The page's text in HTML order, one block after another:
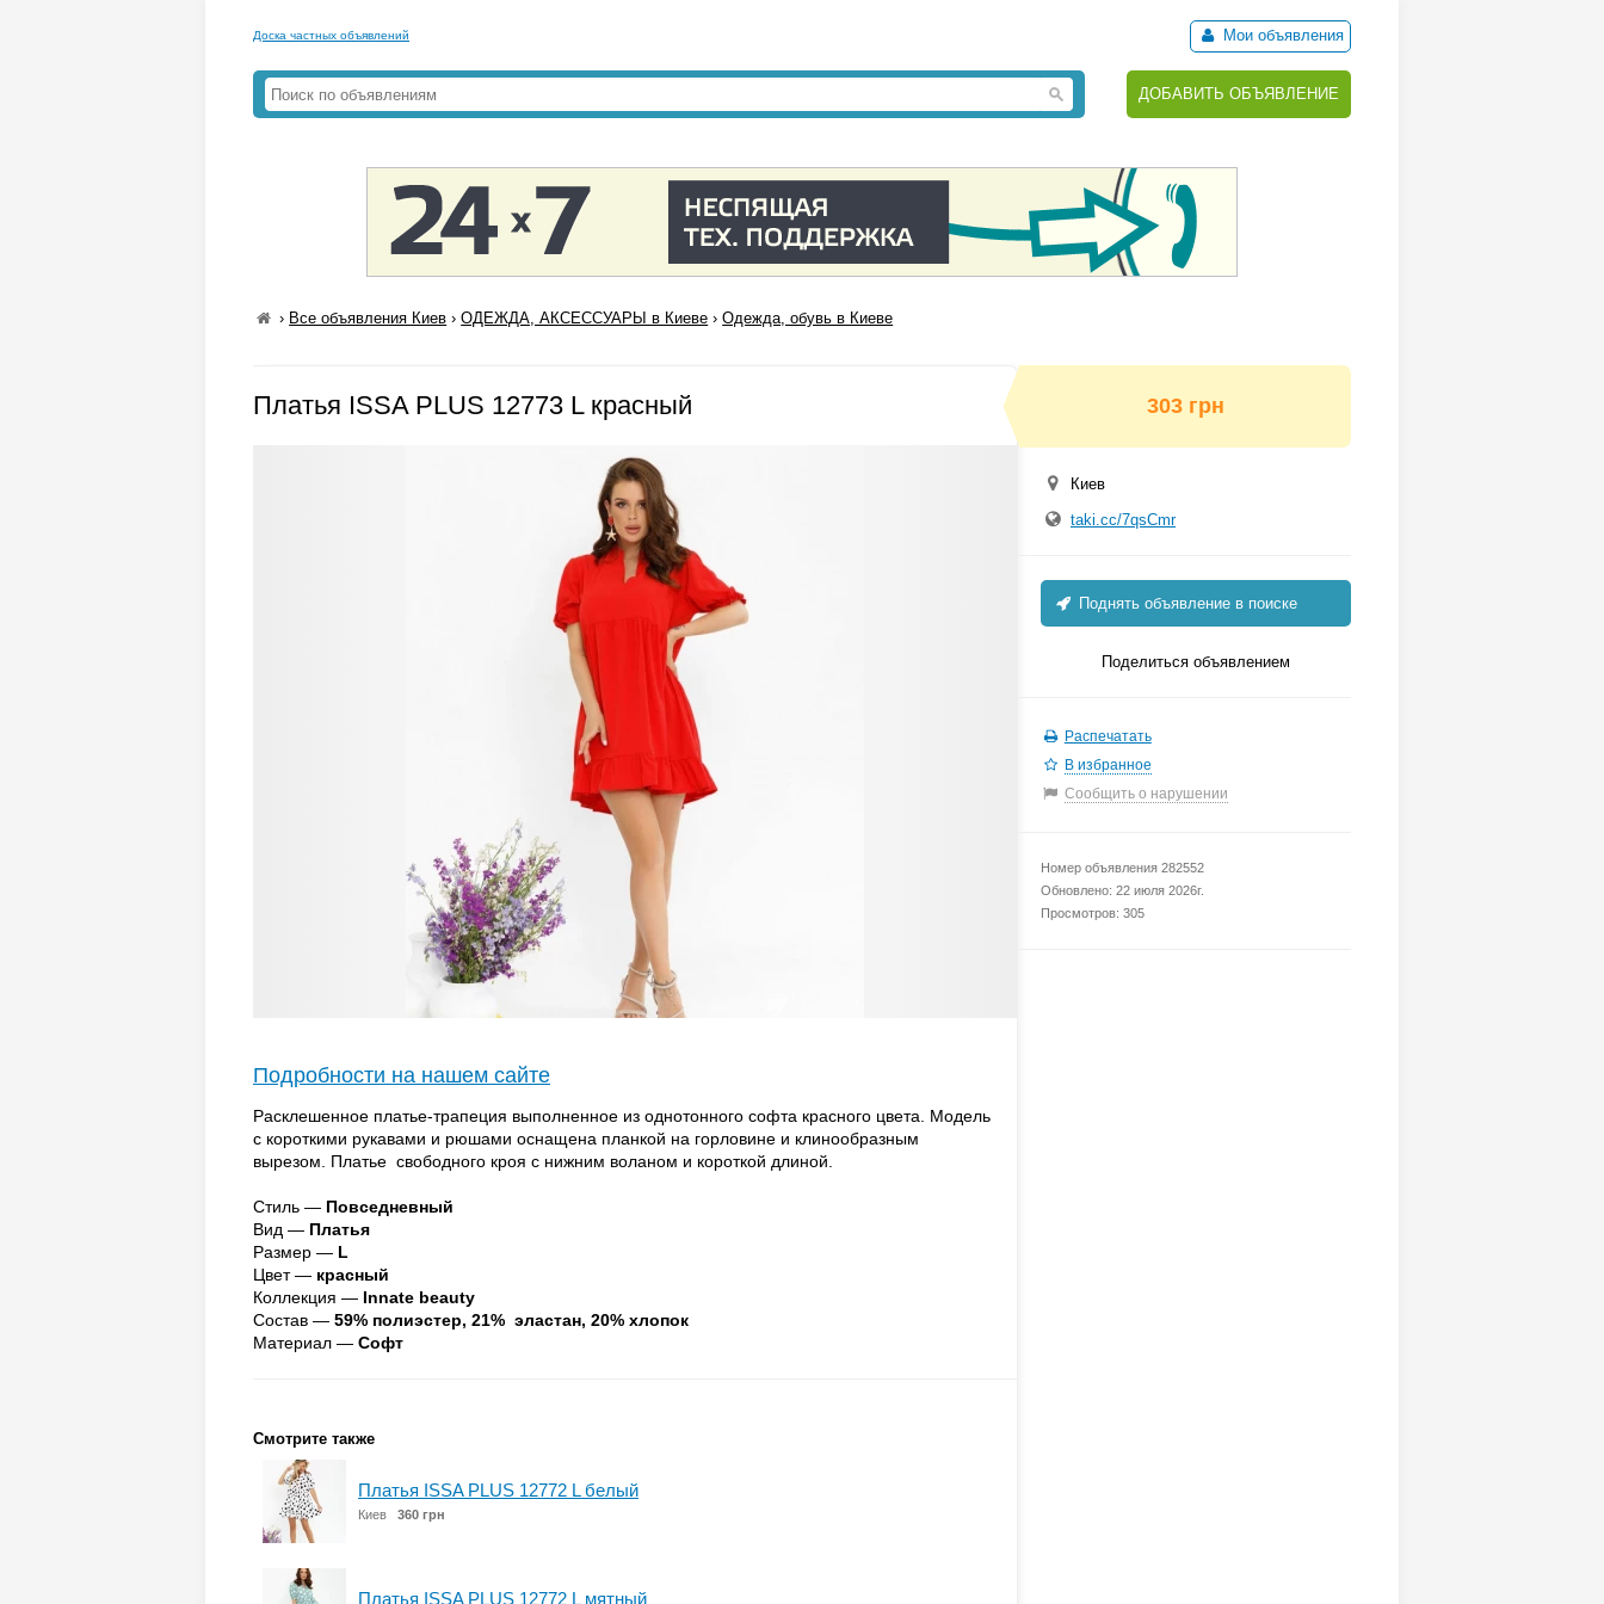
Доска частных объявлений Мои объявления
ДОБАВИТЬ ОБЪЯВЛЕНИЕ
› Все объявления Киев ›ОДЕЖДА, АКСЕССУАРЫ в Киеве ›Одежда, обувь в Киеве
Платья ISSA PLUS 12773 L красный
Подробности на нашем сайте
Расклешенное платье-трапеция выполненное из однотонного софта красного цвета. Модель
с короткими рукавами и рюшами оснащена планкой на горловине и клинообразным
вырезом. Платье свободного кроя с нижним воланом и короткой длиной.
Стиль — Повседневный
Вид — Платья
Размер — L
Цвет — красный
Коллекция — Innate beauty
Состав — 59% полиэстер, 21% эластан, 20% хлопок
Материал — Софт
Смотрите также
Платья ISSA PLUS 12772 L белый
Киев 360 грн
Платья ISSA PLUS 12772 L мятный
303 грн
Киев
taki.cc/7qsCmr
Поднять объявление в поиске
Поделиться объявлением
Распечатать
В избранное
Сообщить о нарушении
Номер объявления 282552
Обновлено: 22 июля 2026г.
Просмотров: 305